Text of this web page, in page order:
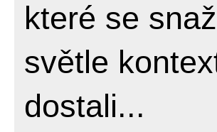
které se
světle
dostali...